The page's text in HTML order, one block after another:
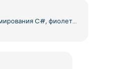
Язык программирования C#, фиолетовый шестиугольник, символ, бесплатный PNG